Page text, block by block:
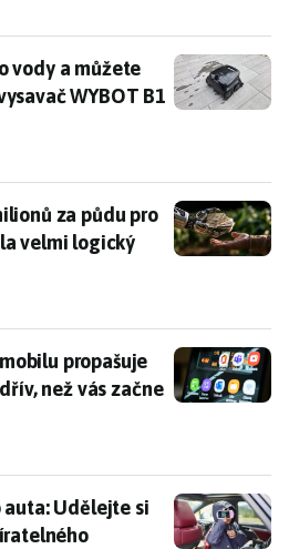
vody a můžete odpočívat.
vody a můžete
WYBOT B1
za půdu pro obří
za půdu pro
velmi logický
propašuje „smetí“.
propašuje
než vás začne
auta: Udělejte si držák na
auta: Udělejte si